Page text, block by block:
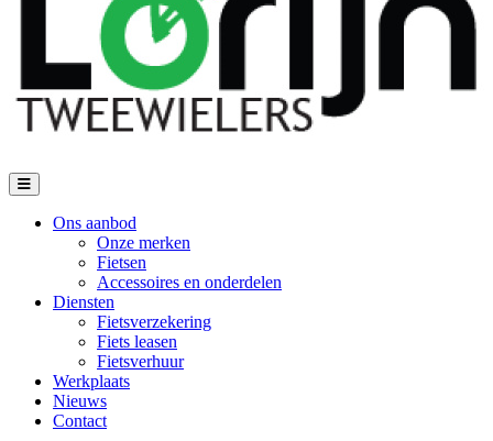
Ons aanbod
Onze merken
Fietsen
Accessoires en onderdelen
Diensten
Fietsverzekering
Fiets leasen
Fietsverhuur
Werkplaats
Nieuws
Contact